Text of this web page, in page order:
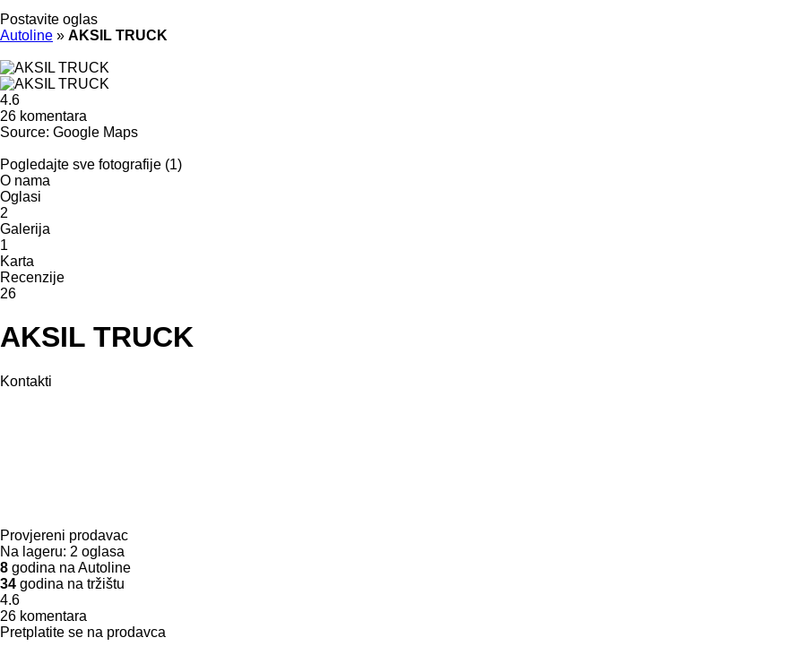
Postavite oglas
Autoline » AKSIL TRUCK
4.6
26 komentara
Source: Google Maps
Pogledajte sve fotografije (1)
O nama
Oglasi
2
Galerija
1
Karta
Recenzije
26
AKSIL TRUCK
Kontakti
Provjereni prodavac
Na lageru: 2 oglasa
8 godina na Autoline
34 godina na tržištu
4.6
26 komentara
Pretplatite se na prodavca